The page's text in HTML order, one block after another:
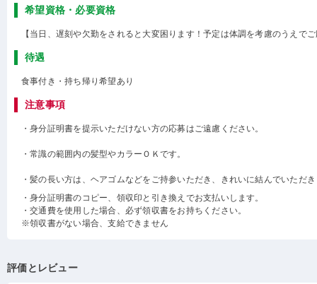
希望資格・必要資格
【当日、遅刻や欠勤をされると大変困ります！予定は体調を考慮のうえで
待遇
食事付き・持ち帰り希望あり
注意事項
・身分証明書を提示いただけない方の応募はご遠慮ください。
・常識の範囲内の髪型やカラーＯＫです。
・髪の長い方は、ヘアゴムなどをご持参いただき、きれいに結んでいただ
・身分証明書のコピー、領収印と引き換えでお支払いします。
・交通費を使用した場合、必ず領収書をお持ちください。
※領収書がない場合、支給できません
評価とレビュー